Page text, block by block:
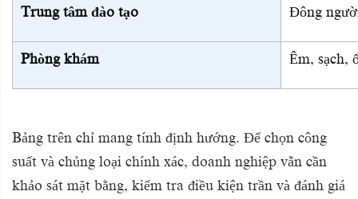
Trung tâm đào tạo Đông
Phòng khám Êm, sạch,
Bảng trên chỉ mang tính định hướng. Để chọn công
suất và chủng loại chính xác, doanh nghiệp vẫn cần
khảo sát mặt bằng, kiểm tra điều kiện trần và đánh giá